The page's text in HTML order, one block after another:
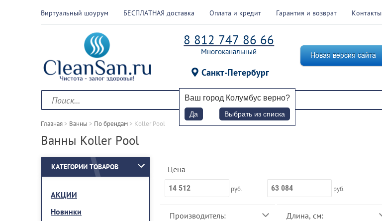
Виртуальный шоурум БЕСПЛАТНАЯ доставка Оплата и кредит Гарантия и возврат Контакты
8 812 747 86 66
Многоканальный
Санкт-Петербург
Ваш город Колумбус верно?
Да Выбрать из списка
Главная > Ванны > По брендам > Koller Pool
Ванны Koller Pool
КАТЕГОРИИ ТОВАРОВ
АКЦИИ
Новинки
Цена
руб. руб.
Производитель: Длина, см: